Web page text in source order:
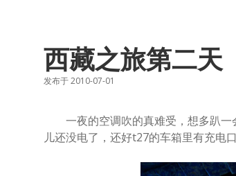
西藏之旅第二
发布于 2010-07-01
一夜的空调吹的真难受，想多趴一
儿还没电了，还好t27的车箱里有充电口